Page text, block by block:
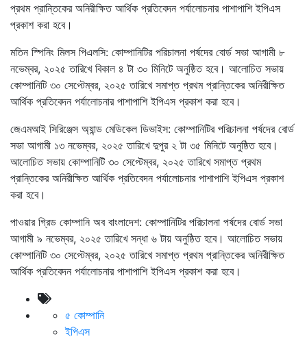
প্রথম প্রান্তিকের অনিরীক্ষিত আর্থিক প্রতিবেদন পর্যালোচনার পাশাপাশি ইপিএস
প্রকাশ করা হবে।
মতিন স্পিনিং মিলস পিএলসি: কোম্পানিটির পরিচালনা পর্ষদের বোর্ড সভা আগামী ৮
নভেম্বর, ২০২৫ তারিখে বিকাল ৪ টা ৩০ মিনিটে অনুষ্ঠিত হবে। আলোচিত সভায়
কোম্পানিটি ৩০ সেপ্টেম্বর, ২০২৫ তারিখে সমাপ্ত প্রথম প্রান্তিকের অনিরীক্ষিত
আর্থিক প্রতিবেদন পর্যালোচনার পাশাপাশি ইপিএস প্রকাশ করা হবে।
জেএমআই সিরিঞ্জেস অ্যান্ড মেডিকেল ডিভাইস: কোম্পানিটির পরিচালনা পর্ষদের বোর্ড
সভা আগামী ১৩ নভেম্বর, ২০২৫ তারিখে দুপুর ২ টা ৩৫ মিনিটে অনুষ্ঠিত হবে।
আলোচিত সভায় কোম্পানিটি ৩০ সেপ্টেম্বর, ২০২৫ তারিখে সমাপ্ত প্রথম
প্রান্তিকের অনিরীক্ষিত আর্থিক প্রতিবেদন পর্যালোচনার পাশাপাশি ইপিএস প্রকাশ
করা হবে।
পাওয়ার গ্রিড কোম্পানি অব বাংলাদেশ: কোম্পানিটির পরিচালনা পর্ষদের বোর্ড সভা
আগামী ৯ নভেম্বর, ২০২৫ তারিখে সন্ধা ৬ টায় অনুষ্ঠিত হবে। আলোচিত সভায়
কোম্পানিটি ৩০ সেপ্টেম্বর, ২০২৫ তারিখে সমাপ্ত প্রথম প্রান্তিকের অনিরীক্ষিত
আর্থিক প্রতিবেদন পর্যালোচনার পাশাপাশি ইপিএস প্রকাশ করা হবে।
৫ কোম্পানি
ইপিএস